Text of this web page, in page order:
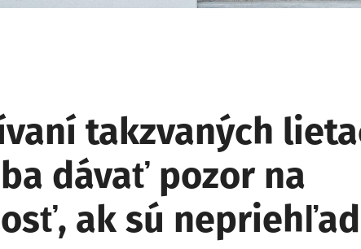
takzvaných
dávať pozor na
ak sú